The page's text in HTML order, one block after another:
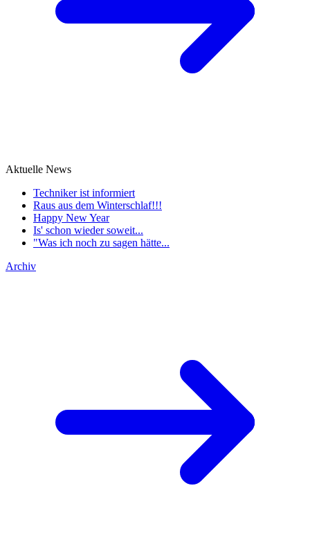
Aktuelle News
Techniker ist informiert
Raus aus dem Winterschlaf!!!
Happy New Year
Is' schon wieder soweit...
"Was ich noch zu sagen hätte...
Archiv